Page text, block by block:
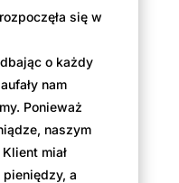
się w
o każdy
nam
Ponieważ
naszym
miał
a